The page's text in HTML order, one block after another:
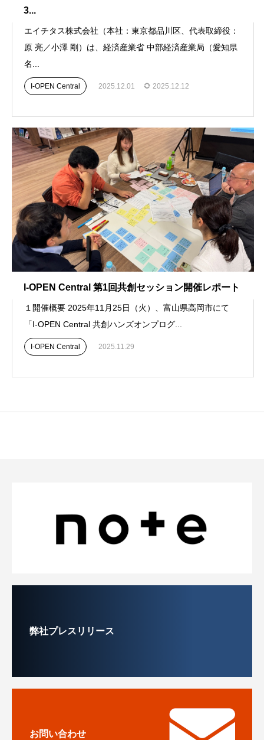
3...
エイチタス株式会社（本社：東京都品川区、代表取締役：
原 亮／小澤 剛）は、経済産業省 中部経済産業局（愛知県
名...
I-OPEN Central 2025.12.01 2025.12.12
I-OPEN Central 第1回共創セッション開催レポート
１開催概要 2025年11月25日（火）、富山県高岡市にて
「I-OPEN Central 共創ハンズオンプログ...
I-OPEN Central 2025.11.29
弊社プレスリリース
お問い合わせ